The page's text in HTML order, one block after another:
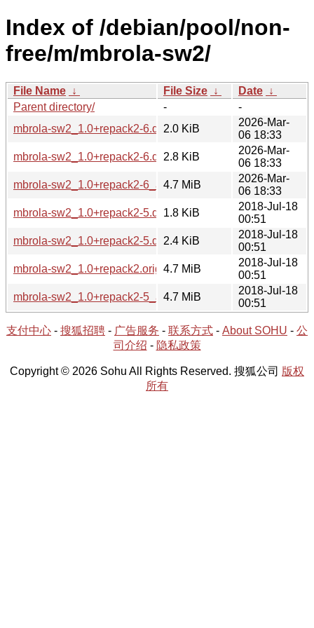
Index of /debian/pool/non-
free/m/mbrola-sw2/
File Name ↓ File Size ↓ Date ↓
Parent directory/
-
-
mbrola-sw2_1.0+repack2-6.dsc2.0 KiB
2026-Mar-
06 18:33
mbrola-sw2_1.0+repack2-6.debian.tar.xz
2.8 KiB
2026-Mar-
06 18:33
mbrola-sw2_1.0+repack2-6_all.deb
4.7 MiB
2026-Mar-
06 18:33
mbrola-sw2_1.0+repack2-5.dsc1.8 KiB
2018-Jul-18
00:51
mbrola-sw2_1.0+repack2-5.debian.tar.xz
2.4 KiB
2018-Jul-18
00:51
mbrola-sw2_1.0+repack2.orig.tar.xz
4.7 MiB
2018-Jul-18
00:51
mbrola-sw2_1.0+repack2-5_all.deb
4.7 MiB
2018-Jul-18
00:51
支付中心 - 搜狐招聘 - 广告服务 - 联系方式 - About SOHU - 公
司介绍 - 隐私政策
Copyright © 2026 Sohu All Rights Reserved. 搜狐公司 版权
所有